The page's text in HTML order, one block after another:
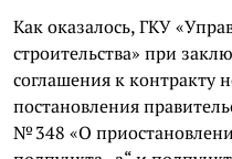
Как оказалось, ГКУ
строительства» при
соглашения к
постановления
№ 348 «О